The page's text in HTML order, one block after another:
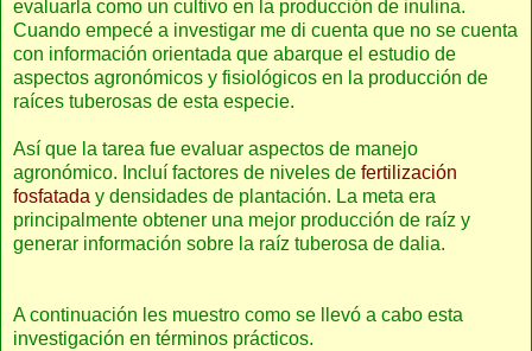
evaluarla como un cultivo en la producción de inulina.
Cuando empecé a investigar me di cuenta que no se cuenta
con información orientada que abarque el estudio de
aspectos agronómicos y fisiológicos en la producción de
raíces tuberosas de esta especie.
Así que la tarea fue evaluar aspectos de manejo
agronómico. Incluí factores de niveles de fertilización
fosfatada y densidades de plantación. La meta era
principalmente obtener una mejor producción de raíz y
generar información sobre la raíz tuberosa de dalia.
A continuación les muestro como se llevó a cabo esta
investigación en términos prácticos.